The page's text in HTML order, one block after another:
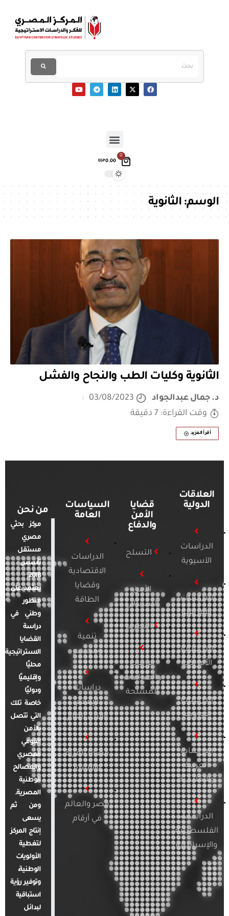
0
EGP0.00
الوسم:الثانوية
الثانوية وكليات الطب والنجاح والفشل
د. جمال عبدالجواد
03/08/2023
وقت القراءة: 7 دقيقة
أقرأ المزيد
العلاقات
الدولية
الدراسات
الآسيوية
الدراسات
الأفريقية
الدراسات
الأمريكية
الدراسات
الأوروبية
الدراسات
العربية
والإقليمية
الدراسات
الفلسطينية
والإسرائيلية
قضايا
الأمن
والدفاع
التسلح
الأمن
السيبراني
التطرف
الإرهاب
والصراعات
المسلحة
السياسات
العامة
الدراسات
الاقتصادية
وقضايا
الطاقة
تنمية
ومجتمع
دراسات
الإعلام
والرأي العام
قضايا المرأة
والأسرة
مصر والعالم
في أرقام
من نحن
مركز بحثي
مصري
مستقل
تأسس
2018.
يعتمد على
منظور
وطني في
دراسة
القضايا
الاستراتيجية
محليًا
وإقليميًا
ودوليًا
خاصة تلك
التي تتصل
بالأمن
القومي
المصري
والمصالح
الوطنية
المصرية.
ومن ثم
يسعى
إنتاج المركز
لتغطية
الأولويات
الوطنية،
وتوفير رؤية
استباقية
لبدائل